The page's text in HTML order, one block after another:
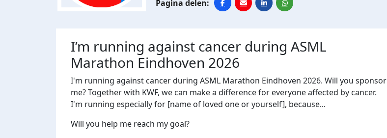
I’m running against cancer during ASML
Marathon Eindhoven 2026
I'm running against cancer during ASML Marathon Eindhoven 2026. Will you sponsor
me? Together with KWF, we can make a difference for everyone affected by cancer.
I'm running especially for [name of loved one or yourself], because...
Will you help me reach my goal?